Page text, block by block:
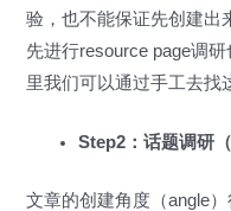
验，也不能保证先创建出
先进行resource page调
里我们可以通过手工去找
Step2：话题调研
文章的创建角度（angle